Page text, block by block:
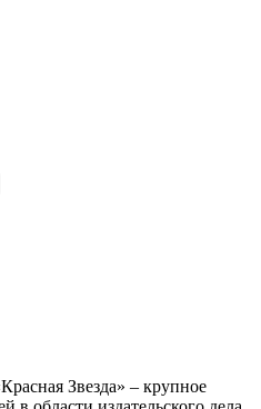
Звезда» – крупное